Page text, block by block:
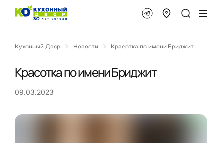
Кухонный Двор Новости Красотка по имени Бриджит
Красотка по имени Бриджит
09.03.2023